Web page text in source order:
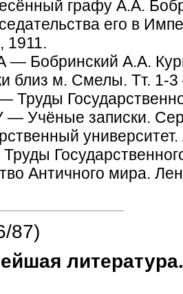
графу А.А.
его в
1911.
Бобринский А.А.
близ м. Смелы. Тт. 1-
Учёные записки.
Античного мира.
87)
литература.